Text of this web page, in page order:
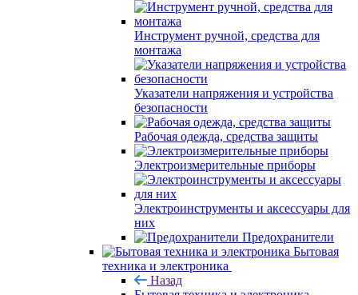
Инструмент ручной, средства для
монтажа
Указатели напряжения и устройства
безопасности
Рабочая одежда, средства защиты
Электроизмерительные приборы
Электроинструменты и аксессуары для
них
Предохранители
Бытовая
техника и электроника
Назад